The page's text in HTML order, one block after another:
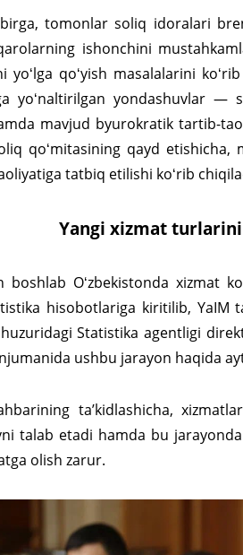
tomonlar soliq idoralari
ishonchini
yoʻlga qoʻyish masalalarini
yoʻnaltirilgan yondashuvlar —
mavjud byurokratik tartib-
qoʻmitasining qayd
tatbiq etilishi koʻrib
Yangi xizmat
boshlab Oʻzbekistonda xizmat
hisobotlariga kiritilib, YaIM
Statistika agentligi
ushbu jarayon haqida
taʼkidlashicha,
talab etadi hamda bu
olish zarur.